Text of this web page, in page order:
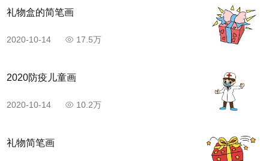
礼物盒的简笔画
2020-10-14 17.5万
2020防疫儿童画
2020-10-14 10.2万
礼物简笔画